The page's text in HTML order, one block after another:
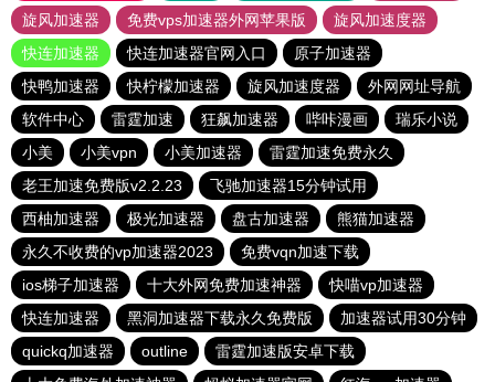
旋风加速器
免费vps加速器外网苹果版
旋风加速度器
快连加速器
快连加速器官网入口
原子加速器
快鸭加速器
快柠檬加速器 旋风加速度器
外网网址导航
软件中心
雷霆加速 狂飙加速器 哔咔漫画
瑞乐小说
小美
小美vpn 小美加速器
雷霆加速免费永久
老王加速免费版v2.2.23
飞驰加速器15分钟试用
西柚加速器
极光加速器 盘古加速器
熊猫加速器
永久不收费的vp加速器2023
免费vqn加速下载
ios梯子加速器
十大外网免费加速神器
快喵vp加速器
快连加速器
黑洞加速器下载永久免费版
加速器试用30分钟
quickq加速器
outline
雷霆加速版安卓下载